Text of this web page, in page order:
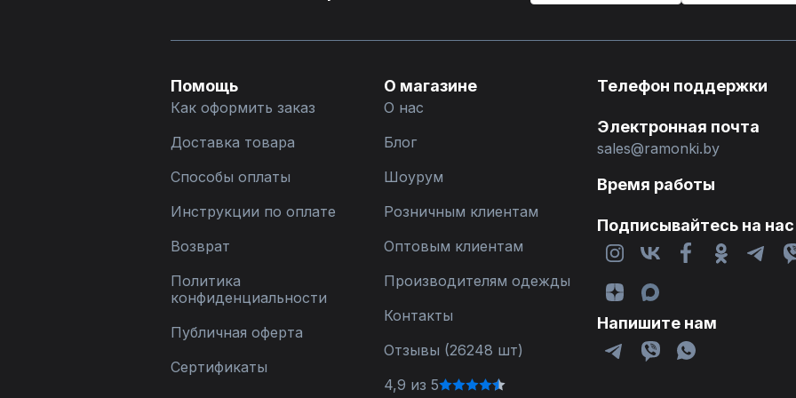
Помощь
Как оформить заказ
Доставка товара
Способы оплаты
Инструкции по оплате
Возврат
Политика
конфиденциальности
Публичная оферта
Сертификаты
О магазине
О нас
Блог
Шоурум
Розничным клиентам
Оптовым клиентам
Производителям одежды
Контакты
Отзывы (26248 шт)
4,9 из 5
Телефон поддержки
Электронная почта
sales@ramonki.by
Время работы
Подписывайтесь на нас
Напишите нам